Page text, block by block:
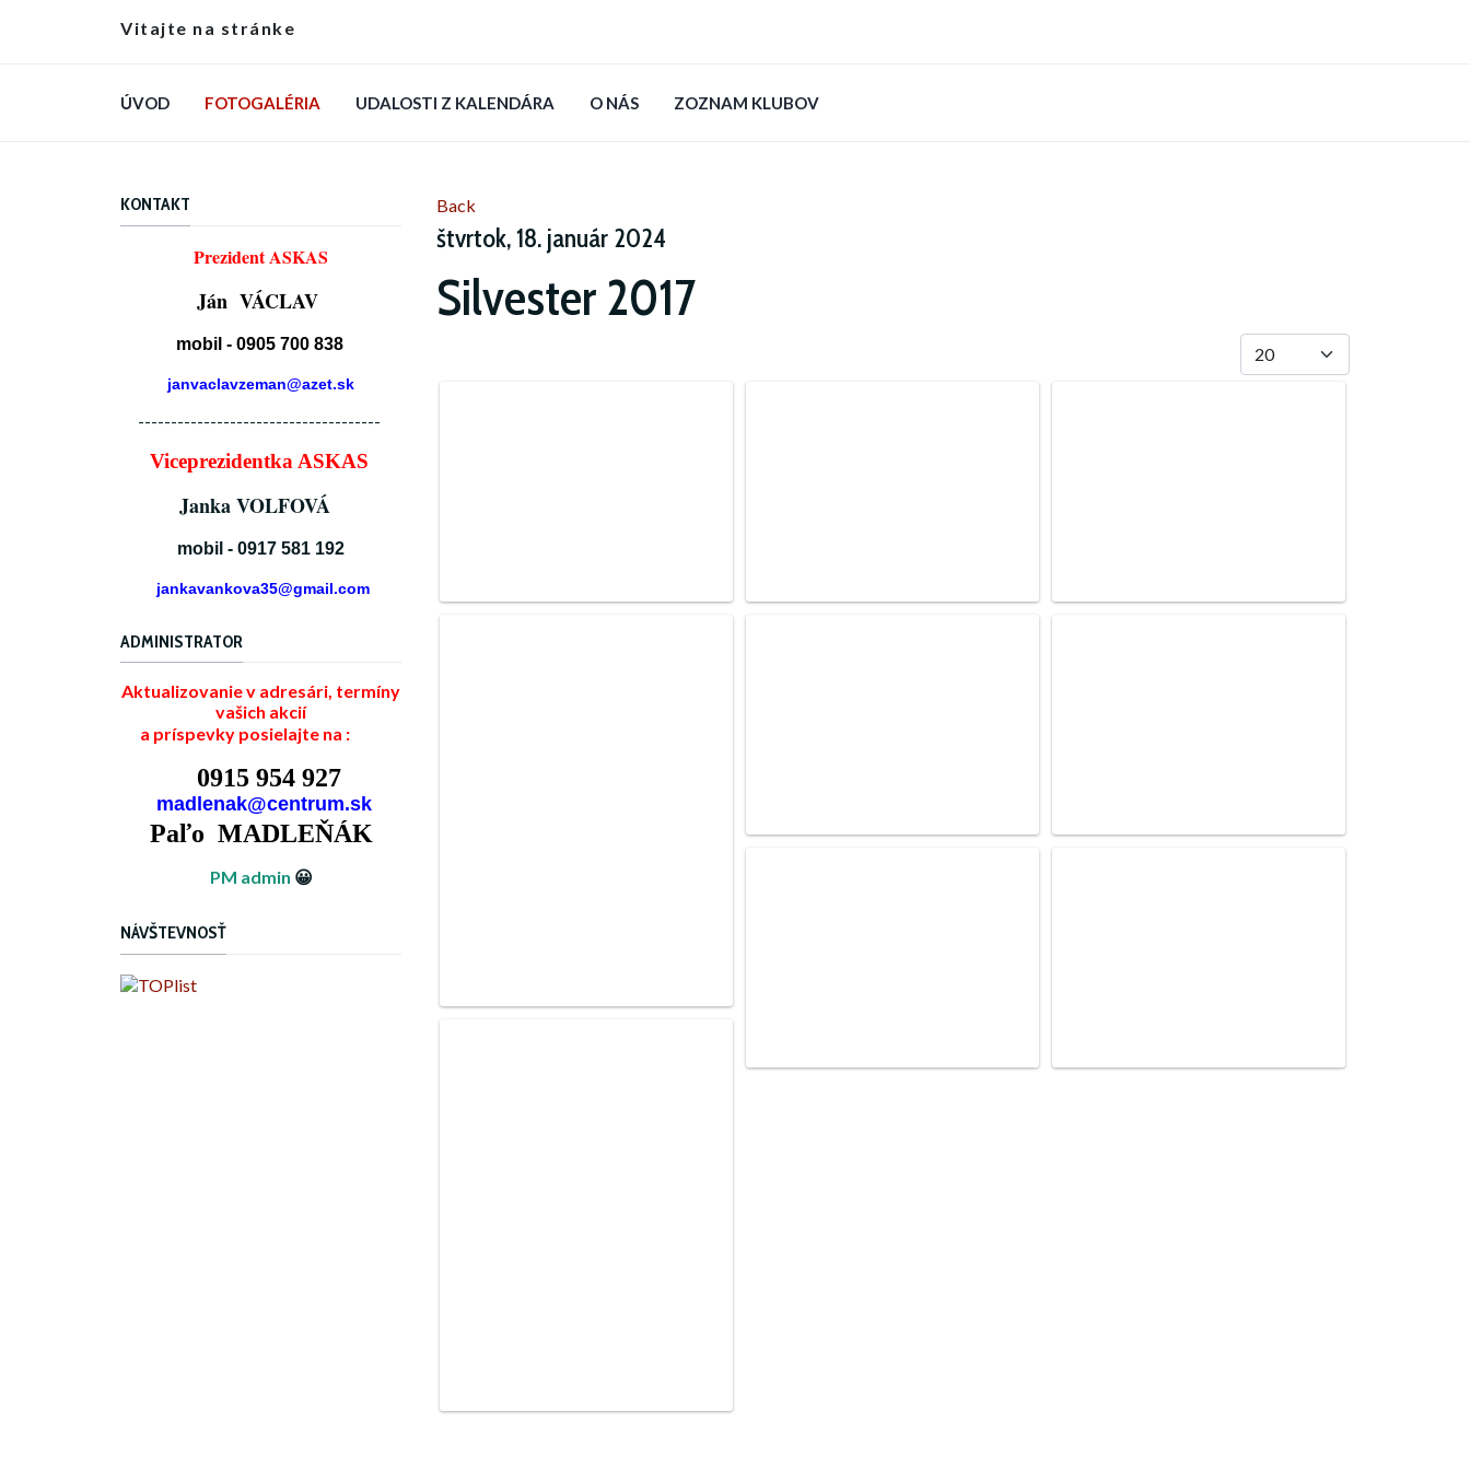
Vitajte na stránke
ÚVOD FOTOGALÉRIA UDALOSTI Z KALENDÁRA O NÁS ZOZNAM KLUBOV
Back
štvrtok, 18. január 2024
Silvester 2017
KONTAKT
Prezident ASKAS
Ján VÁCLAV
mobil - 0905 700 838
janvaclavzeman@azet.sk
-------------------------------------
Viceprezidentka ASKAS
Janka VOLFOVÁ
mobil - 0917 581 192
jankavankova35@gmail.com
ADMINISTRATOR
Aktualizovanie v adresári, termíny
vašich akcií
a príspevky posielajte na :
0915 954 927
madlenak@centrum.sk
Paľo MADLEŇÁK
PM admin 😀
NÁVŠTEVNOSŤ